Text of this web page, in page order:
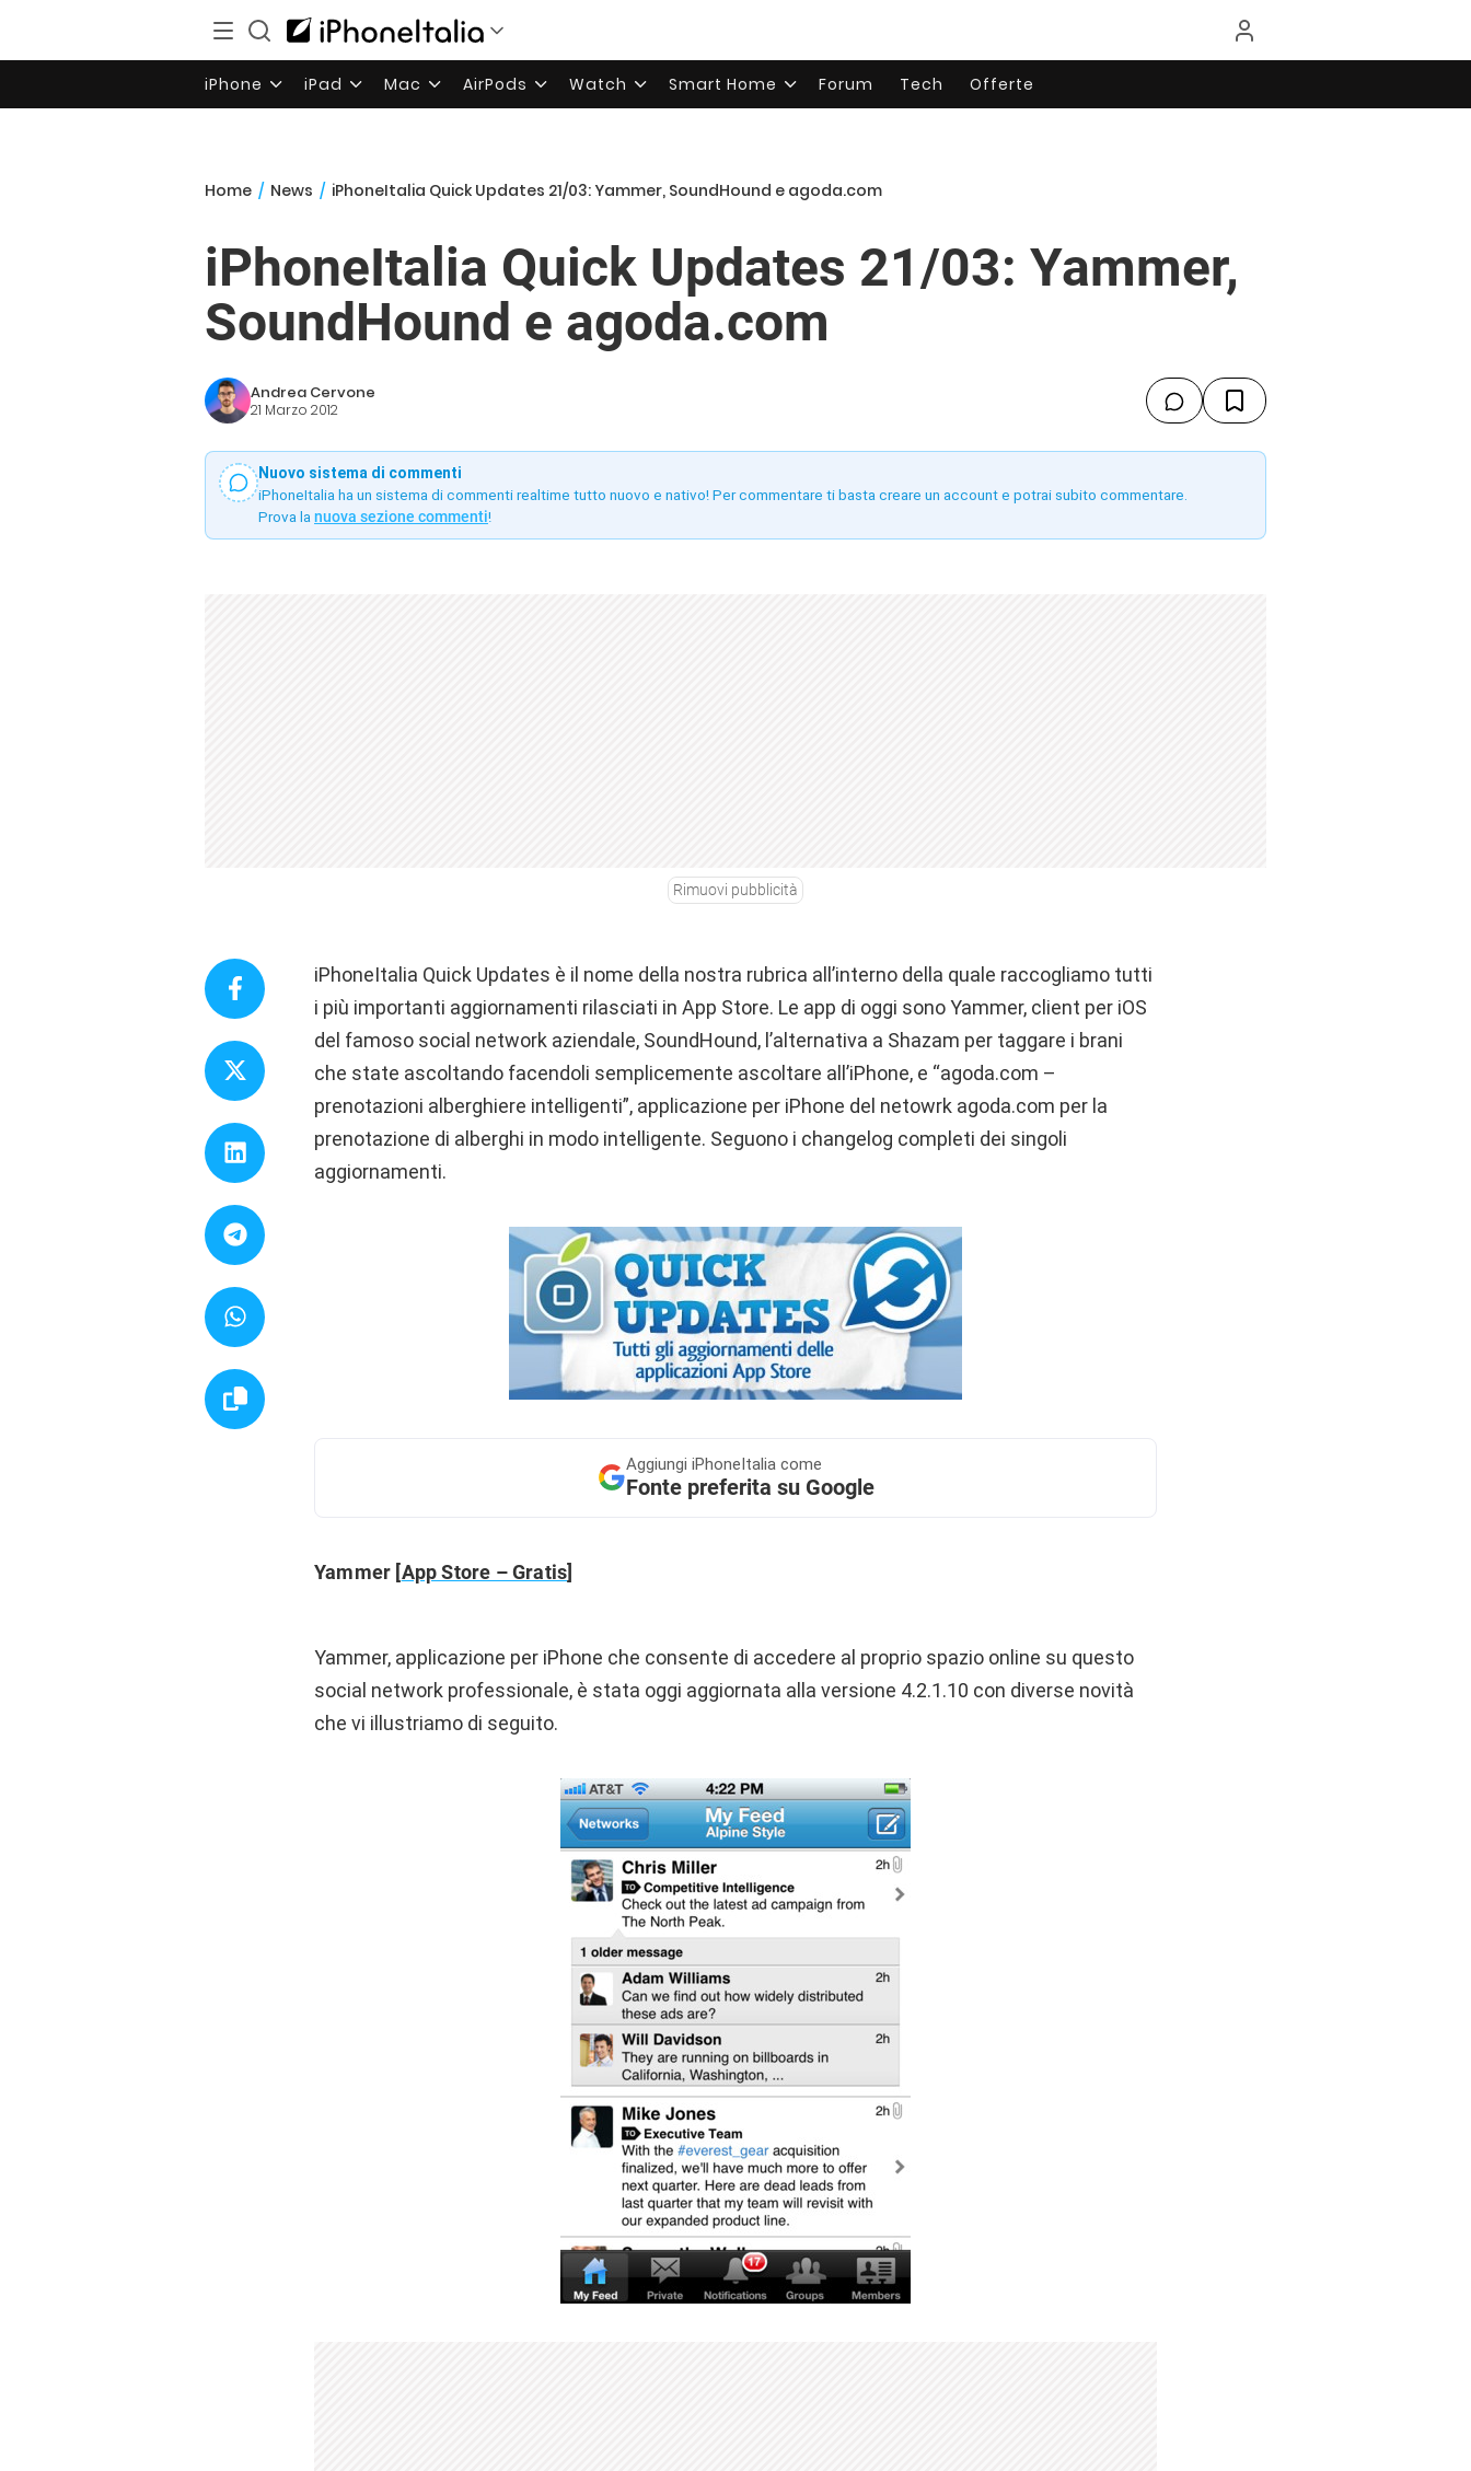
iPhone iPad Mac AirPods Watch Smart Home Forum Tech Offerte
Home / News / iPhoneItalia Quick Updates 21/03: Yammer, SoundHound e agoda.com
iPhoneItalia Quick Updates 21/03: Yammer,
SoundHound e agoda.com
Andrea Cervone
21 Marzo 2012
Nuovo sistema di commenti
iPhoneItalia ha un sistema di commenti realtime tutto nuovo e nativo! Per commentare ti basta creare un account e potrai subito commentare.
Prova la nuova sezione commenti!
Rimuovi pubblicità
iPhoneItalia Quick Updates è il nome della nostra rubrica all’interno della quale raccogliamo tutti
i più importanti aggiornamenti rilasciati in App Store. Le app di oggi sono Yammer, client per iOS
del famoso social network aziendale, SoundHound, l’alternativa a Shazam per taggare i brani
che state ascoltando facendoli semplicemente ascoltare all’iPhone, e “agoda.com –
prenotazioni alberghiere intelligenti”, applicazione per iPhone del netowrk agoda.com per la
prenotazione di alberghi in modo intelligente. Seguono i changelog completi dei singoli
aggiornamenti.
Aggiungi iPhoneItalia come
Fonte preferita su Google
Yammer [App Store – Gratis]
Yammer, applicazione per iPhone che consente di accedere al proprio spazio online su questo
social network professionale, è stata oggi aggiornata alla versione 4.2.1.10 con diverse novità
che vi illustriamo di seguito.